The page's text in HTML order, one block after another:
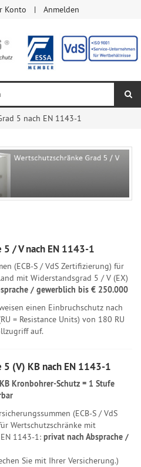
Konto Anmelden
5 nach EN 1143-1
5 / V nach EN 1143-1
(ECB-S / VdS Zertifizierung) für
mit Widerstandsgrad 5 / V (EX)
/ gewerblich bis € 250.000
einen Einbruchschutz nach
= Resistance Units) von 180 RU
auf.
5 (V) KB nach EN 1143-1
Kronbohrer-Schutz = 1 Stufe
(ECB-S / VdS
Wertschutzschränke mit
1143-1: privat nach Absprache /
Sie mit Ihrer Versicherung.)